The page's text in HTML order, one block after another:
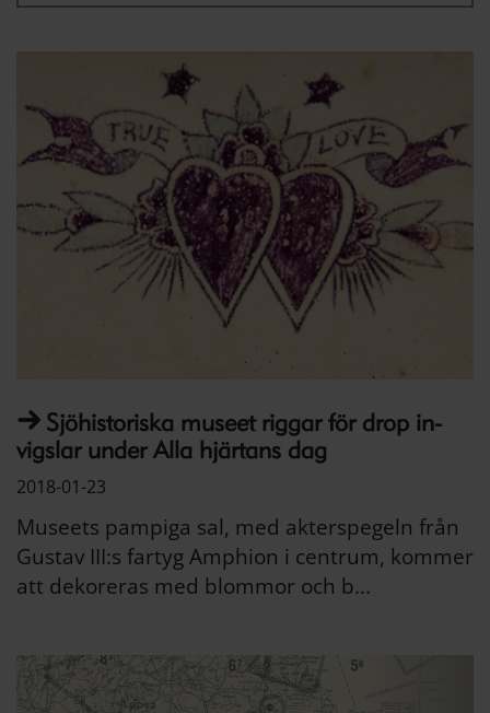
Sjöhistoriska museet riggar för drop in-
vigslar under Alla hjärtans dag
2018-01-23
Museets pampiga sal, med akterspegeln från
Gustav III:s fartyg Amphion i centrum, kommer
att dekoreras med blommor och b...